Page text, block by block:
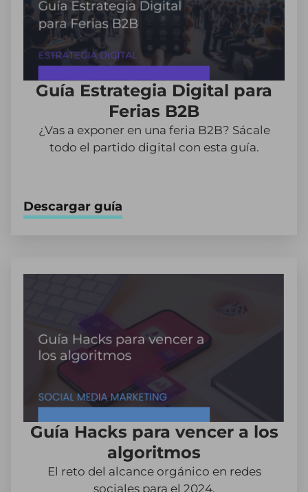
Guía Estrategia Digital para
Ferias B2B
¿Vas a exponer en una feria B2B? Sácale
todo el partido digital con esta guía.
Descargar guía
Guía Hacks para vencer a los
algoritmos
El reto del alcance orgánico en redes
sociales para el 2024.